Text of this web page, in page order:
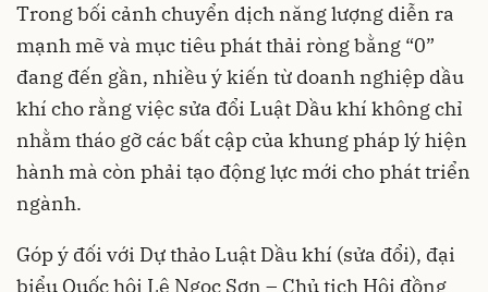
Trong bối cảnh chuyển dịch năng lượng diễn ra
mạnh mẽ và mục tiêu phát thải ròng bằng “0”
đang đến gần, nhiều ý kiến từ doanh nghiệp dầu
khí cho rằng việc sửa đổi Luật Dầu khí không chỉ
nhằm tháo gỡ các bất cập của khung pháp lý hiện
hành mà còn phải tạo động lực mới cho phát triển
ngành.
Góp ý đối với Dự thảo Luật Dầu khí (sửa đổi), đại
biểu Quốc hội Lê Ngọc Sơn – Chủ tịch Hội đồng